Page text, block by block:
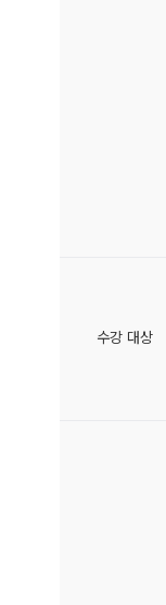
수강 대상